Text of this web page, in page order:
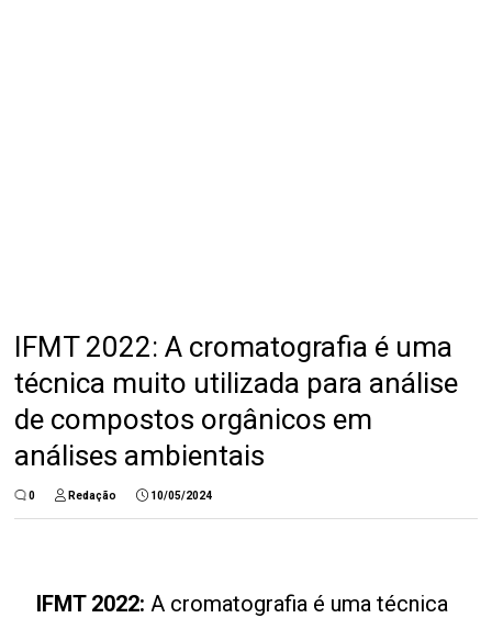
IFMT 2022: A cromatografia é uma
técnica muito utilizada para análise
de compostos orgânicos em
análises ambientais
0 Redação 10/05/2024
IFMT 2022:A cromatografia é uma técnica